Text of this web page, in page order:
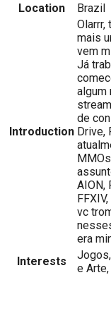
Location
Brazil
Introduction
Olarrr,
mais
vem
Já
algum
de
Drive,
AION,
vc
era
Interests
e